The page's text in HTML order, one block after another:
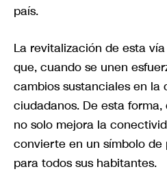
país.
La revitalización de esta
que, cuando se unen
cambios sustanciales en la
ciudadanos. De esta
no solo mejora la
convierte en un símbolo de
para todos sus habitantes.